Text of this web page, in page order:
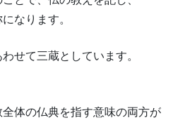
なります。
せて三蔵としています。
体の仏典を指す意味の両方が